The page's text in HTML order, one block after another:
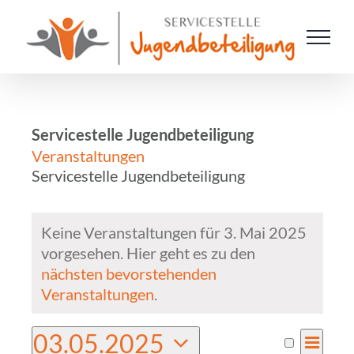
Inhalt
springen
Servicestelle Jugendbeteiligung
Veranstaltungen
Servicestelle Jugendbeteiligung
Veranstaltungen
für
3.
Mai
Hinweis
Keine Veranstaltungen für 3. Mai 2025
vorgesehen. Hier geht es zu den
nächsten bevorstehenden
Veranstaltungen
Suche
Tag
03.05.2025